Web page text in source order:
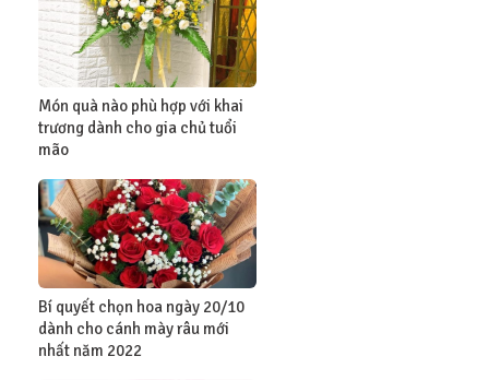
Món quà nào phù hợp với khai
trương dành cho gia chủ tuổi
mão
Bí quyết chọn hoa ngày 20/10
dành cho cánh mày râu mới
nhất năm 2022